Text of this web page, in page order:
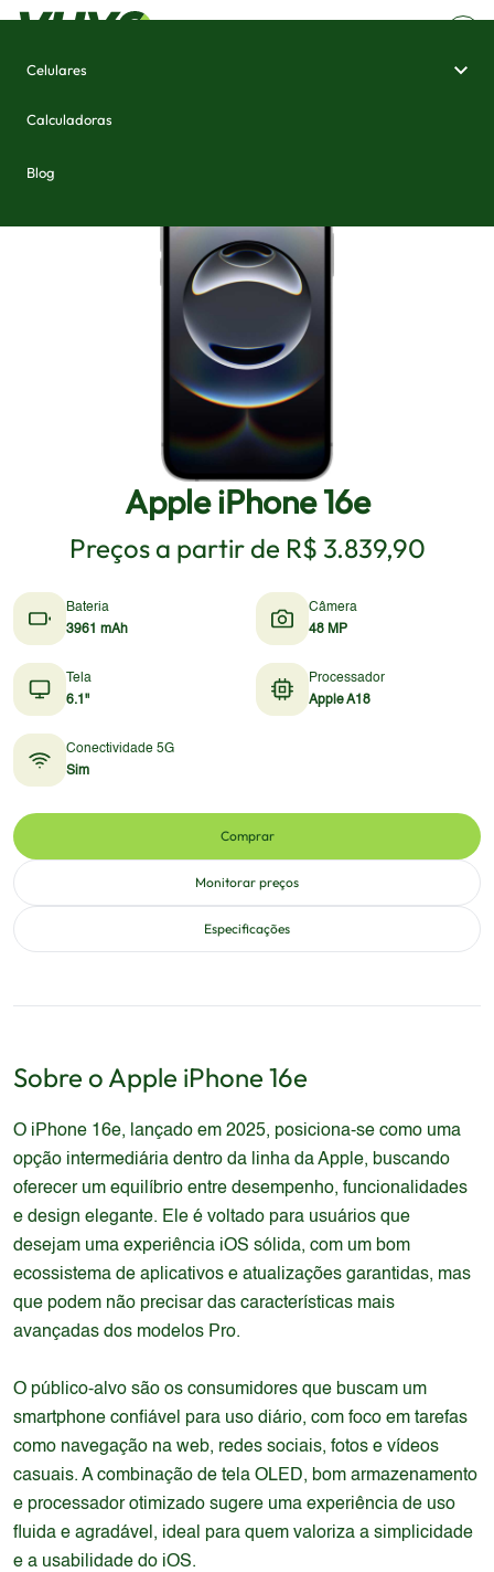
Celulares
Calculadoras
Blog
Apple iPhone 16e
Preços a partir de R$ 3.839,90
Bateria
3961 mAh
Câmera
48 MP
Tela
6.1"
Processador
Apple A18
Conectividade 5G
Sim
Comprar
Monitorar preços
Especificações
Sobre o Apple iPhone 16e
O iPhone 16e, lançado em 2025, posiciona-se como uma
opção intermediária dentro da linha da Apple, buscando
oferecer um equilíbrio entre desempenho, funcionalidades
e design elegante. Ele é voltado para usuários que
desejam uma experiência iOS sólida, com um bom
ecossistema de aplicativos e atualizações garantidas, mas
que podem não precisar das características mais
avançadas dos modelos Pro.
O público-alvo são os consumidores que buscam um
smartphone confiável para uso diário, com foco em tarefas
como navegação na web, redes sociais, fotos e vídeos
casuais. A combinação de tela OLED, bom armazenamento
e processador otimizado sugere uma experiência de uso
fluida e agradável, ideal para quem valoriza a simplicidade
e a usabilidade do iOS.